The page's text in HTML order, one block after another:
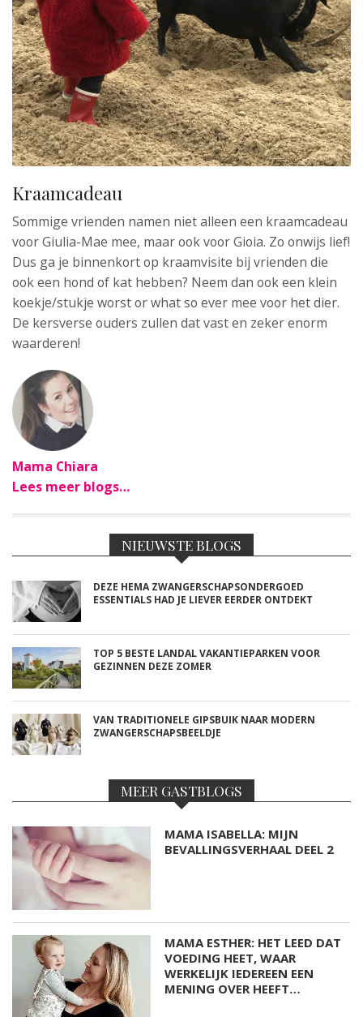
Kraamcadeau
Sommige vrienden namen niet alleen een kraamcadeau
voor Giulia-Mae mee, maar ook voor Gioia. Zo onwijs lief!
Dus ga je binnenkort op kraamvisite bij vrienden die
ook een hond of kat hebben? Neem dan ook een klein
koekje/stukje worst or what so ever mee voor het dier.
De kersverse ouders zullen dat vast en zeker enorm
waarderen!
Mama Chiara
Lees meer blogs…
NIEUWSTE BLOGS
DEZE HEMA ZWANGERSCHAPSONDERGOED
ESSENTIALS HAD JE LIEVER EERDER ONTDEKT
TOP 5 BESTE LANDAL VAKANTIEPARKEN VOOR
GEZINNEN DEZE ZOMER
VAN TRADITIONELE GIPSBUIK NAAR MODERN
ZWANGERSCHAPSBEELDJE
MEER GASTBLOGS
MAMA ISABELLA: MIJN
BEVALLINGSVERHAAL DEEL 2
MAMA ESTHER: HET LEED DAT
VOEDING HEET, WAAR
WERKELIJK IEDEREEN EEN
MENING OVER HEEFT…